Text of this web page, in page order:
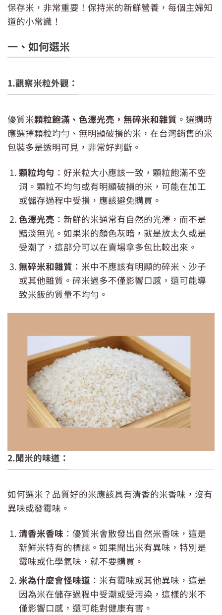
保存米，非常重要！保持米的新鮮營養，每個主婦知
道的小常識！
一、如何選米
1.觀察米粒外觀：
優質米顆粒飽滿、色澤光亮，無碎米和雜質 。選購時
應選擇顆粒均勻、無明顯破損的米，在台灣銷售的米
包裝多是透明可見，非常好判斷。
顆粒均勻 ：好米粒大小應該一致，顆粒飽滿不空
洞。顆粒不均勻或有明顯破損的米，可能在加工
或儲存過程中受損，應該避免購買。
色澤光亮 ：新鮮的米通常有自然的光澤，而不是
黯淡無光。如果米的顏色灰暗，就是放太久或是
受潮了，這部分可以在賣場拿多包比較出來。
無碎米和雜質 ：米中不應該有明顯的碎米、沙子
或其他雜質。碎米過多不僅影響口感，還可能導
致米飯的質量不均勻。
好的白米 粒粒晶瑩
2.聞米的味道：
如何選米？品質好的米應該具有清香的米香味，沒有
異味或發霉味。
清香米香味 ：優質米會散發出自然米香味，這是
新鮮米特有的標誌。如果聞出米有異味，特別是
霉味或化學氣味，就不要購買。
米為什麼會怪味道 ：米有霉味或其他異味，這是
因為米在儲存過程中受潮或受污染，這樣的米不
僅影響口感，還可能對健康有害。